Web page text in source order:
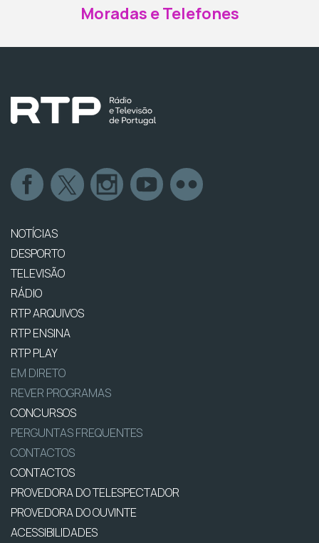
Moradas e Telefones
NOTÍCIAS
DESPORTO
TELEVISÃO
RÁDIO
RTP ARQUIVOS
RTP ENSINA
RTP PLAY
EM DIRETO
REVER PROGRAMAS
CONCURSOS
PERGUNTAS FREQUENTES
CONTACTOS
CONTACTOS
PROVEDORA DO TELESPECTADOR
PROVEDORA DO OUVINTE
ACESSIBILIDADES